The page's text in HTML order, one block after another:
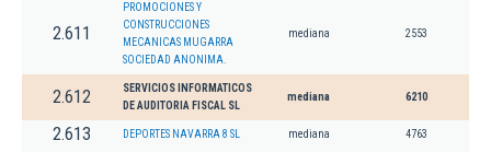
2.611
PROMOCIONES Y
CONSTRUCCIONES
MECANICAS MUGARRA
SOCIEDAD ANONIMA.
mediana 2553
2.612
SERVICIOS INFORMATICOS
DE AUDITORIA FISCAL SL
mediana 6210
2.613 DEPORTES NAVARRA 8 SL mediana 4763